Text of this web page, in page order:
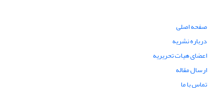
صفحه اصلی
درباره نشریه
اعضای هیات تحریریه
ارسال مقاله
تماس با ما